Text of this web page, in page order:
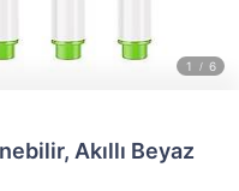
Akıllı Beyaz